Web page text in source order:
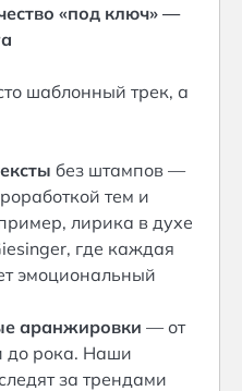
«под ключ» —
шаблонный трек, а
без штампов —
тем и
лирика в духе
где каждая
эмоциональный
аранжировки — от
до рока. Наши
за трендами